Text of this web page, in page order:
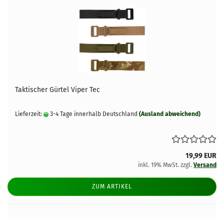
Taktischer Gürtel Viper Tec
Lieferzeit: 3-4 Tage innerhalb Deutschland (Ausland abweichend)
19,99 EUR
inkl. 19% MwSt. zzgl. Versand
ZUM ARTIKEL